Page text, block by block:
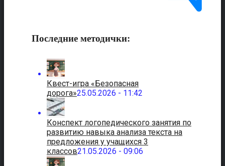
Последние методички:
Квест-игра «Безопасная
дорога»25.05.2026 - 11:42
Конспект логопедического занятия по
развитию навыка анализа текста на
предложения у учащихся 3
классов21.05.2026 - 09:06